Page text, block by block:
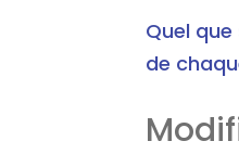
Quel
de